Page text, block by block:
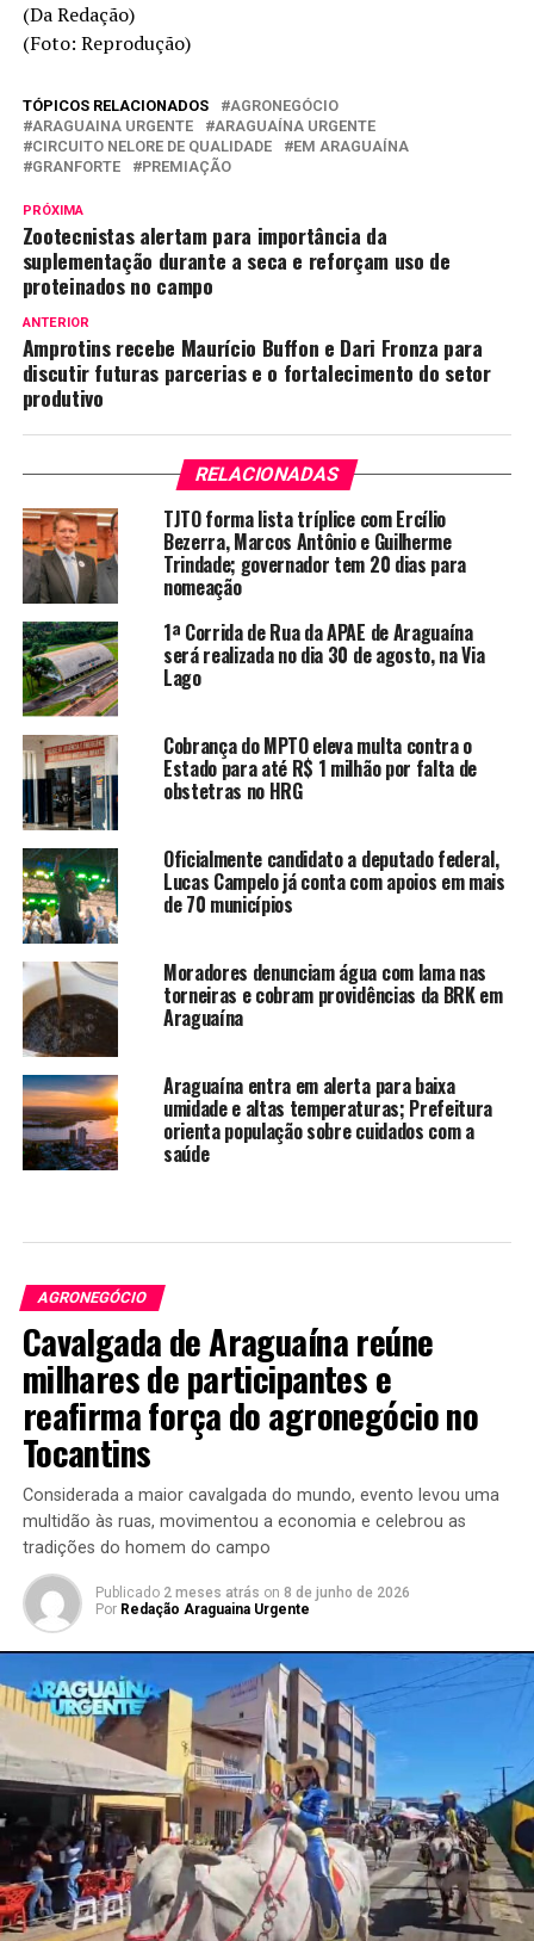
(Da Redação)
(Foto: Reprodução)
TÓPICOS RELACIONADOS
AGRONEGÓCIO
ARAGUAINA URGENTE
ARAGUAÍNA URGENTE
CIRCUITO NELORE DE QUALIDADE
EM ARAGUAÍNA
GRANFORTE
PREMIAÇÃO
PRÓXIMA
Zootecnistas alertam para importância da
suplementação durante a seca e reforçam uso de
proteinados no campo
ANTERIOR
Amprotins recebe Maurício Buffon e Dari Fronza para
discutir futuras parcerias e o fortalecimento do setor
produtivo
RELACIONADAS
TJTO forma lista tríplice com Ercílio
Bezerra, Marcos Antônio e Guilherme
Trindade; governador tem 20 dias para
nomeação
1ª Corrida de Rua da APAE de Araguaína
será realizada no dia 30 de agosto, na Via
Lago
Cobrança do MPTO eleva multa contra o
Estado para até R$ 1 milhão por falta de
obstetras no HRG
Oficialmente candidato a deputado federal,
Lucas Campelo já conta com apoios em mais
de 70 municípios
Moradores denunciam água com lama nas
torneiras e cobram providências da BRK em
Araguaína
Araguaína entra em alerta para baixa
umidade e altas temperaturas; Prefeitura
orienta população sobre cuidados com a
saúde
AGRONEGÓCIO
Cavalgada de Araguaína reúne
milhares de participantes e
reafirma força do agronegócio no
Tocantins
Considerada a maior cavalgada do mundo, evento levou uma
multidão às ruas, movimentou a economia e celebrou as
tradições do homem do campo
Publicado 2 meses atrás on 8 de junho de 2026
Por Redação Araguaina Urgente